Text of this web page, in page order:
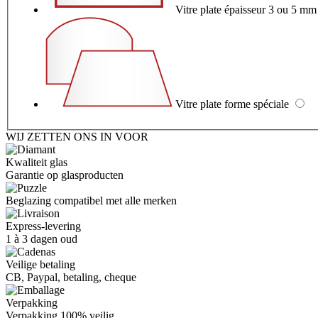
Vitre plate épaisseur 3 ou 5
Vitre plate forme spéciale
WIJ ZETTEN ONS IN VOOR
Kwaliteit glas
Garantie op glasproducten
Beglazing compatibel met alle merken
Express-levering
1 à 3 dagen oud
Veilige betaling
CB, Paypal, betaling, cheque
Verpakking
Verpakking 100% veilig